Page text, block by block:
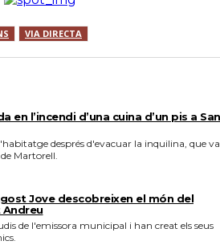
VIA DIRECTA
en l’incendi d’una cuina d’un pis a
després d'evacuar la inquilina, que va
Martorell.
Jove descobreixen el món del
de l'emissora municipal i han creat els seus